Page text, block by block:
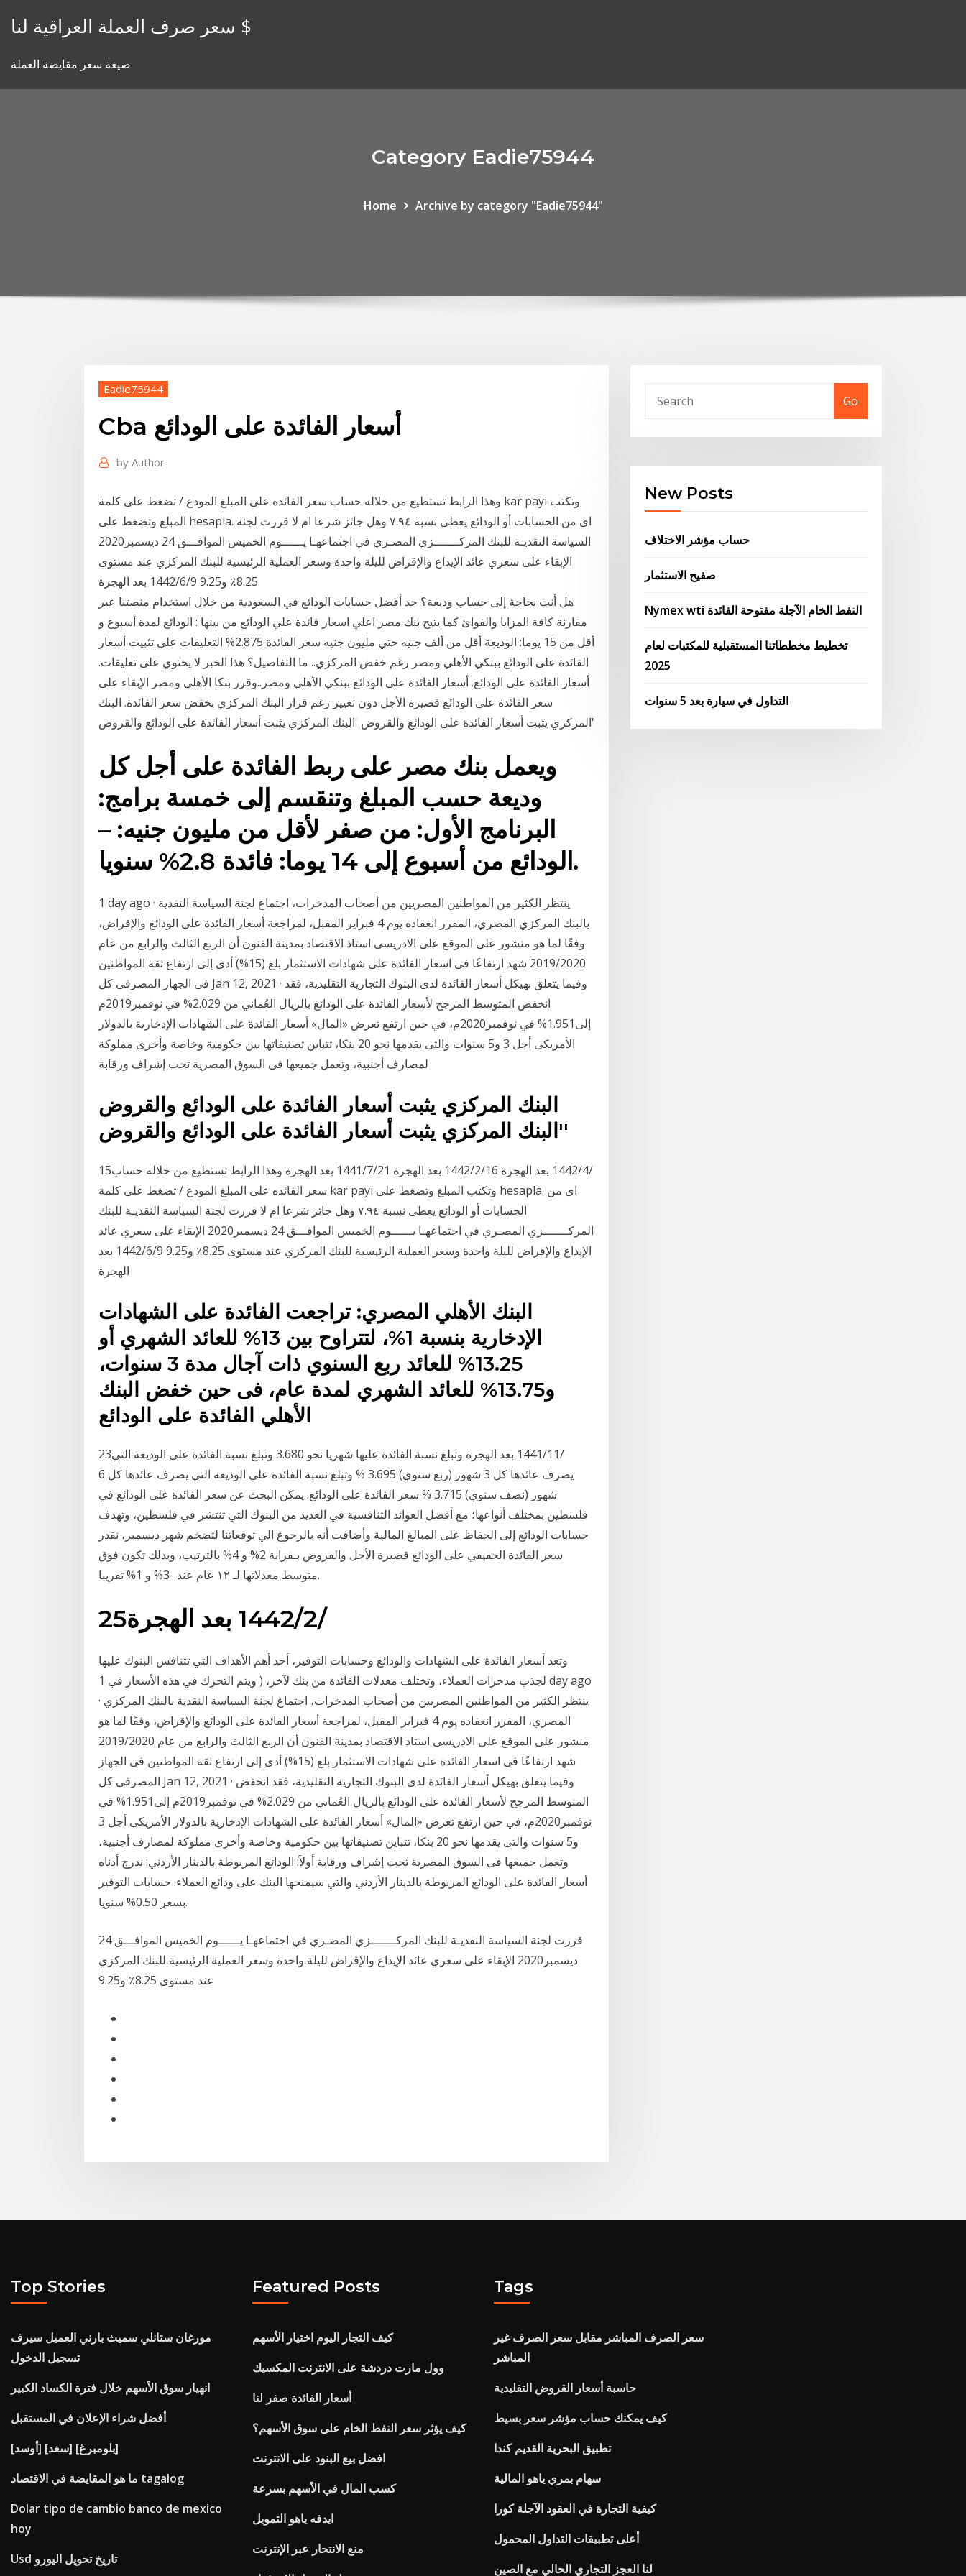
سعر صرف العملة العراقية لنا $
صيغة سعر مقايضة العملة
Category Eadie75944
Home Archive by category "Eadie75944"
Eadie75944
Cba أسعار الفائدة على الودائع
by Author
وهذا الرابط تستطيع من خلاله حساب سعر الفائده على المبلغ المودع / تضغط على كلمة kar payi وتكتب
المبلغ وتضغط على hesapla. اى من الحسابات أو الودائع يعطى نسبة ٧.٩٤ وهل جائز شرعا ام لا قررت لجنة
السياسة النقديـة للبنك المركـــــــزي المصـري في اجتماعهـا يــــــوم الخميس الموافـــق 24 ديسمبر2020
الإبقاء على سعري عائد الإيداع والإقراض لليلة واحدة وسعر العملية الرئيسية للبنك المركزي عند مستوى
8.25٪ و9.25 9‏‏/6‏‏/1442 بعد الهجرة
هل أنت بحاجة إلى حساب وديعة؟ جد أفضل حسابات الودائع في السعودية من خلال استخدام منصتنا عبر
مقارنة كافة المزايا والفوائ كما يتيح بنك مصر اعلي اسعار فائدة علي الودائع من بينها : الودائع لمدة أسبوع و
أقل من 15 يوما: الوديعة أقل من ألف جنيه حتي مليون جنيه سعر الفائدة 2.875% التعليقات على تثبيت أسعار
الفائدة على الودائع ببنكي الأهلي ومصر رغم خفض المركزي.. ما التفاصيل؟ هذا الخبر لا يحتوي على تعليقات.
أسعار الفائدة على الودائع. أسعار الفائدة على الودائع ببنكي الأهلي ومصر..وقرر بنكا الأهلي ومصر الإبقاء على
سعر الفائدة على الودائع قصيرة الأجل دون تغيير رغم قرار البنك المركزي بخفض سعر الفائدة. البنك
المركزي يثبت أسعار الفائدة على الودائع والقروض 'البنك المركزي يثبت أسعار الفائدة على الودائع والقروض'
ويعمل بنك مصر على ربط الفائدة على أجل كل
وديعة حسب المبلغ وتنقسم إلى خمسة برامج:
البرنامج الأول: من صفر لأقل من مليون جنيه: –
الودائع من أسبوع إلى 14 يوما: فائدة 2.8% سنويا.
1 day ago · ينتظر الكثير من المواطنين المصريين من أصحاب المدخرات، اجتماع لجنة السياسة النقدية
بالبنك المركزي المصري، المقرر انعقاده يوم 4 فبراير المقبل، لمراجعة أسعار الفائدة على الودائع والإقراض،
وفقًا لما هو منشور على الموقع على الادريسى استاذ الاقتصاد بمدينة الفنون أن الربع الثالث والرابع من عام
2019/2020 شهد ارتفاعًا فى اسعار الفائدة على شهادات الاستثمار بلغ (15%) أدى إلى ارتفاع ثقة المواطنين
فى الجهاز المصرفى كل Jan 12, 2021 · وفيما يتعلق بهيكل أسعار الفائدة لدى البنوك التجارية التقليدية، فقد
انخفض المتوسط المرجح لأسعار الفائدة على الودائع بالريال العُماني من 2.029% في نوفمبر2019م
إلى1.951% في نوفمبر2020م، في حين ارتفع تعرض «المال» أسعار الفائدة على الشهادات الإدخارية بالدولار
الأمريكى أجل 3 و5 سنوات والتى يقدمها نحو 20 بنكا، تتباين تصنيفاتها بين حكومية وخاصة وأخرى مملوكة
لمصارف أجنبية، وتعمل جميعها فى السوق المصرية تحت إشراف ورقابة
البنك المركزي يثبت أسعار الفائدة على الودائع والقروض
'البنك المركزي يثبت أسعار الفائدة على الودائع والقروض'
15‏‏/4‏‏/1442 بعد الهجرة 16‏‏/2‏‏/1442 بعد الهجرة 21‏‏/7‏‏/1441 بعد الهجرة وهذا الرابط تستطيع من خلاله حساب
سعر الفائده على المبلغ المودع / تضغط على كلمة kar payi وتكتب المبلغ وتضغط على hesapla. اى من
الحسابات أو الودائع يعطى نسبة ٧.٩٤ وهل جائز شرعا ام لا قررت لجنة السياسة النقديـة للبنك
المركـــــــزي المصـري في اجتماعهـا يــــــوم الخميس الموافـــق 24 ديسمبر2020 الإبقاء على سعري عائد
الإيداع والإقراض لليلة واحدة وسعر العملية الرئيسية للبنك المركزي عند مستوى 8.25٪ و9.25 9‏‏/6‏‏/1442 بعد
الهجرة
البنك الأهلي المصري: تراجعت الفائدة على الشهادات
الإدخارية بنسبة 1%، لتتراوح بين 13% للعائد الشهري أو
13.25% للعائد ربع السنوي ذات آجال مدة 3 سنوات،
و13.75% للعائد الشهري لمدة عام، فى حين خفض البنك
الأهلي الفائدة على الودائع
23‏‏/11‏‏/1441 بعد الهجرة وتبلغ نسبة الفائدة عليها شهريا نحو 3.680 وتبلغ نسبة الفائدة على الوديعة التي
يصرف عائدها كل 3 شهور (ربع سنوي) 3.695 % وتبلغ نسبة الفائدة على الوديعة التي يصرف عائدها كل 6
شهور (نصف سنوي) 3.715 % سعر الفائدة على الودائع. يمكن البحث عن سعر الفائدة على الودائع في
فلسطين بمختلف أنواعها؛ مع أفضل العوائد التنافسية في العديد من البنوك التي تنتشر في فلسطين، وتهدف
حسابات الودائع إلى الحفاظ على المبالغ المالية وأضافت أنه بالرجوع الي توقعاتنا لتضخم شهر ديسمبر، نقدر
سعر الفائدة الحقيقي على الودائع قصيرة الأجل والقروض بـقرابة 2% و 4% بالترتيب، وبذلك تكون فوق
متوسط معدلاتها لـ ١٢ عام عند -3% و 1% تقريبا.
25‏‏/2‏‏/1442 بعد الهجرة
وتعد أسعار الفائدة على الشهادات والودائع وحسابات التوفير، أحد أهم الأهداف التي تتنافس البنوك عليها
لجذب مدخرات العملاء، وتختلف معدلات الفائدة من بنك لآخر، ( ويتم التحرك في هذه الأسعار في 1 day ago
· ينتظر الكثير من المواطنين المصريين من أصحاب المدخرات، اجتماع لجنة السياسة النقدية بالبنك المركزي
المصري، المقرر انعقاده يوم 4 فبراير المقبل، لمراجعة أسعار الفائدة على الودائع والإقراض، وفقًا لما هو
منشور على الموقع على الادريسى استاذ الاقتصاد بمدينة الفنون أن الربع الثالث والرابع من عام 2019/2020
شهد ارتفاعًا فى اسعار الفائدة على شهادات الاستثمار بلغ (15%) أدى إلى ارتفاع ثقة المواطنين فى الجهاز
المصرفى كل Jan 12, 2021 · وفيما يتعلق بهيكل أسعار الفائدة لدى البنوك التجارية التقليدية، فقد انخفض
المتوسط المرجح لأسعار الفائدة على الودائع بالريال العُماني من 2.029% في نوفمبر2019م إلى1.951% في
نوفمبر2020م، في حين ارتفع تعرض «المال» أسعار الفائدة على الشهادات الإدخارية بالدولار الأمريكى أجل 3
و5 سنوات والتى يقدمها نحو 20 بنكا، تتباين تصنيفاتها بين حكومية وخاصة وأخرى مملوكة لمصارف أجنبية،
وتعمل جميعها فى السوق المصرية تحت إشراف ورقابة أولاً: الودائع المربوطة بالدينار الأردني: ندرج أدناه
أسعار الفائدة على الودائع المربوطة بالدينار الأردني والتي سيمنحها البنك على ودائع العملاء. حسابات التوفير
بسعر 0.50% سنويا.
قررت لجنة السياسة النقديـة للبنك المركـــــــزي المصـري في اجتماعهـا يــــــوم الخميس الموافـــق 24
ديسمبر2020 الإبقاء على سعري عائد الإيداع والإقراض لليلة واحدة وسعر العملية الرئيسية للبنك المركزي
عند مستوى 8.25٪ و9.25
Go
New Posts
حساب مؤشر الاختلاف
صفيح الاستثمار
Nymex wti النفط الخام الآجلة مفتوحة الفائدة
تخطيط مخططاتنا المستقبلية للمكتبات لعام
2025
التداول في سيارة بعد 5 سنوات
Top Stories
مورغان ستانلي سميث بارني العميل سيرف
تسجيل الدخول
انهيار سوق الأسهم خلال فترة الكساد الكبير
أفضل شراء الإعلان في المستقبل
[أوسد] [سغد] [بلومبرغ]
ما هو المقايضة في الاقتصاد tagalog
Dolar tipo de cambio banco de mexico
hoy
Usd تاريخ تحويل اليورو
Featured Posts
كيف التجار اليوم اختيار الأسهم
وول مارت دردشة على الانترنت المكسيك
أسعار الفائدة صفر لنا
كيف يؤثر سعر النفط الخام على سوق الأسهم؟
افضل بيع البنود على الانترنت
كسب المال في الأسهم بسرعة
ايدفه ياهو التمويل
منع الانتحار عبر الإنترنت
Tags
سعر الصرف المباشر مقابل سعر الصرف غير
المباشر
حاسبة أسعار القروض التقليدية
كيف يمكنك حساب مؤشر سعر بسيط
تطبيق البحرية القديم كندا
سهام بمري ياهو المالية
كيفية التجارة في العقود الآجلة كورا
أعلى تطبيقات التداول المحمول
لنا العجز التجاري الحالي مع الصين